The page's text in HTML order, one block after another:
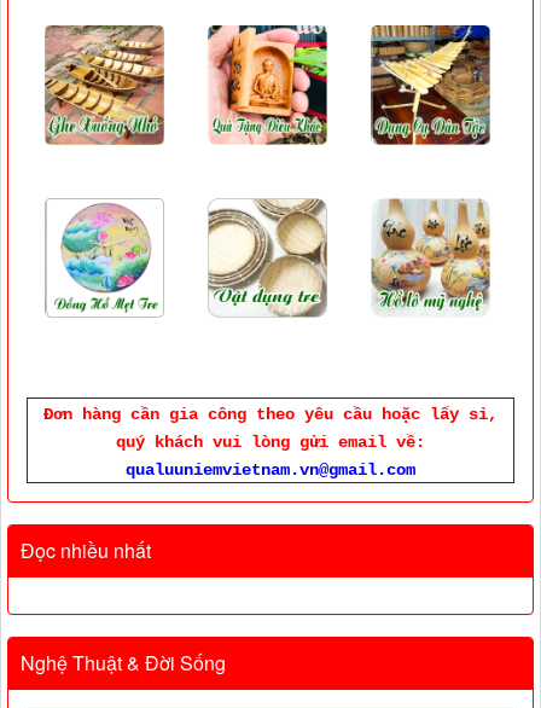
Đơn hàng cần gia công theo yêu cầu hoặc lấy sỉ,
quý khách vui lòng gửi email về:
qualuuniemvietnam.vn@gmail.com
Đọc nhiều nhất
Nghệ Thuật & Đời Sống